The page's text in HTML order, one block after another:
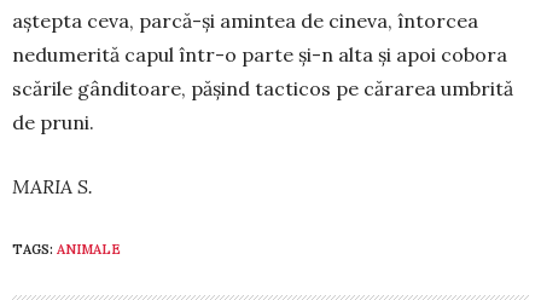
aștepta ceva, parcă-și amintea de cineva, în­torcea
nedumerită capul într-o parte și-n alta și apoi co­bo­ra
scările gânditoare, pă­șind tacticos pe cărarea um­brită
de pruni.
MARIA S.
TAGS: ANIMALE